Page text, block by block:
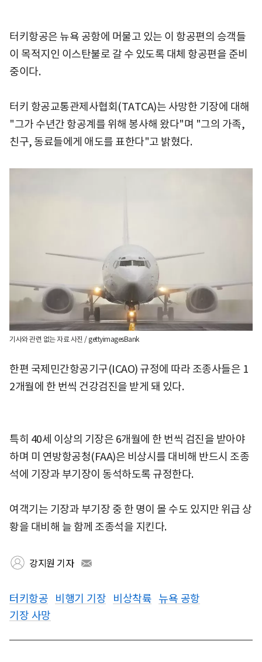
터키항공은 뉴욕 공항에 머물고 있는 이 항공편의 승객들
이 목적지인 이스탄불로 갈 수 있도록 대체 항공편을 준비
중이다.
터키 항공교통관제사협회(TATCA)는 사망한 기장에 대해
"그가 수년간 항공계를 위해 봉사해 왔다"며 "그의 가족,
친구, 동료들에게 애도를 표한다"고 밝혔다.
기사와 관련 없는 자료 사진 / gettyimagesBank
한편 국제민간항공기구(ICAO) 규정에 따라 조종사들은 1
2개월에 한 번씩 건강검진을 받게 돼 있다.
특히 40세 이상의 기장은 6개월에 한 번씩 검진을 받아야
하며 미 연방항공청(FAA)은 비상시를 대비해 반드시 조종
석에 기장과 부기장이 동석하도록 규정한다.
여객기는 기장과 부기장 중 한 명이 몰 수도 있지만 위급 상
황을 대비해 늘 함께 조종석을 지킨다.
강지원 기자
터키항공 비행기 기장 비상착륙 뉴욕 공항
기장 사망